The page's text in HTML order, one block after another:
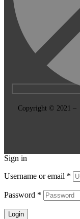
Copyright © 2021 –
Sign in
Username or email *
Password *
Login